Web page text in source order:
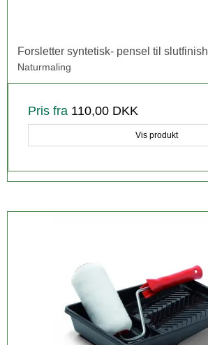
Forsletter syntetisk- pensel til slutfinish
Naturmaling
Pris fra 110,00 DKK
Vis produkt